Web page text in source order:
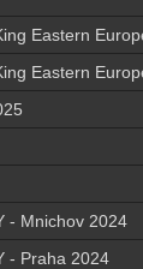
Eastern
Eastern
- Mnichov 2024
- Praha 2024